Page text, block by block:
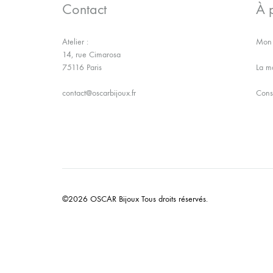
Contact
Atelier :
14, rue Cimarosa
75116 Paris
contact@oscarbijoux.fr
À
La
©2026 OSCAR Bijoux Tous droits réservés.